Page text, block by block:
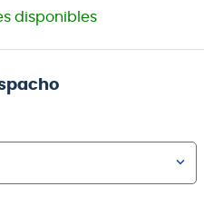
disponibles